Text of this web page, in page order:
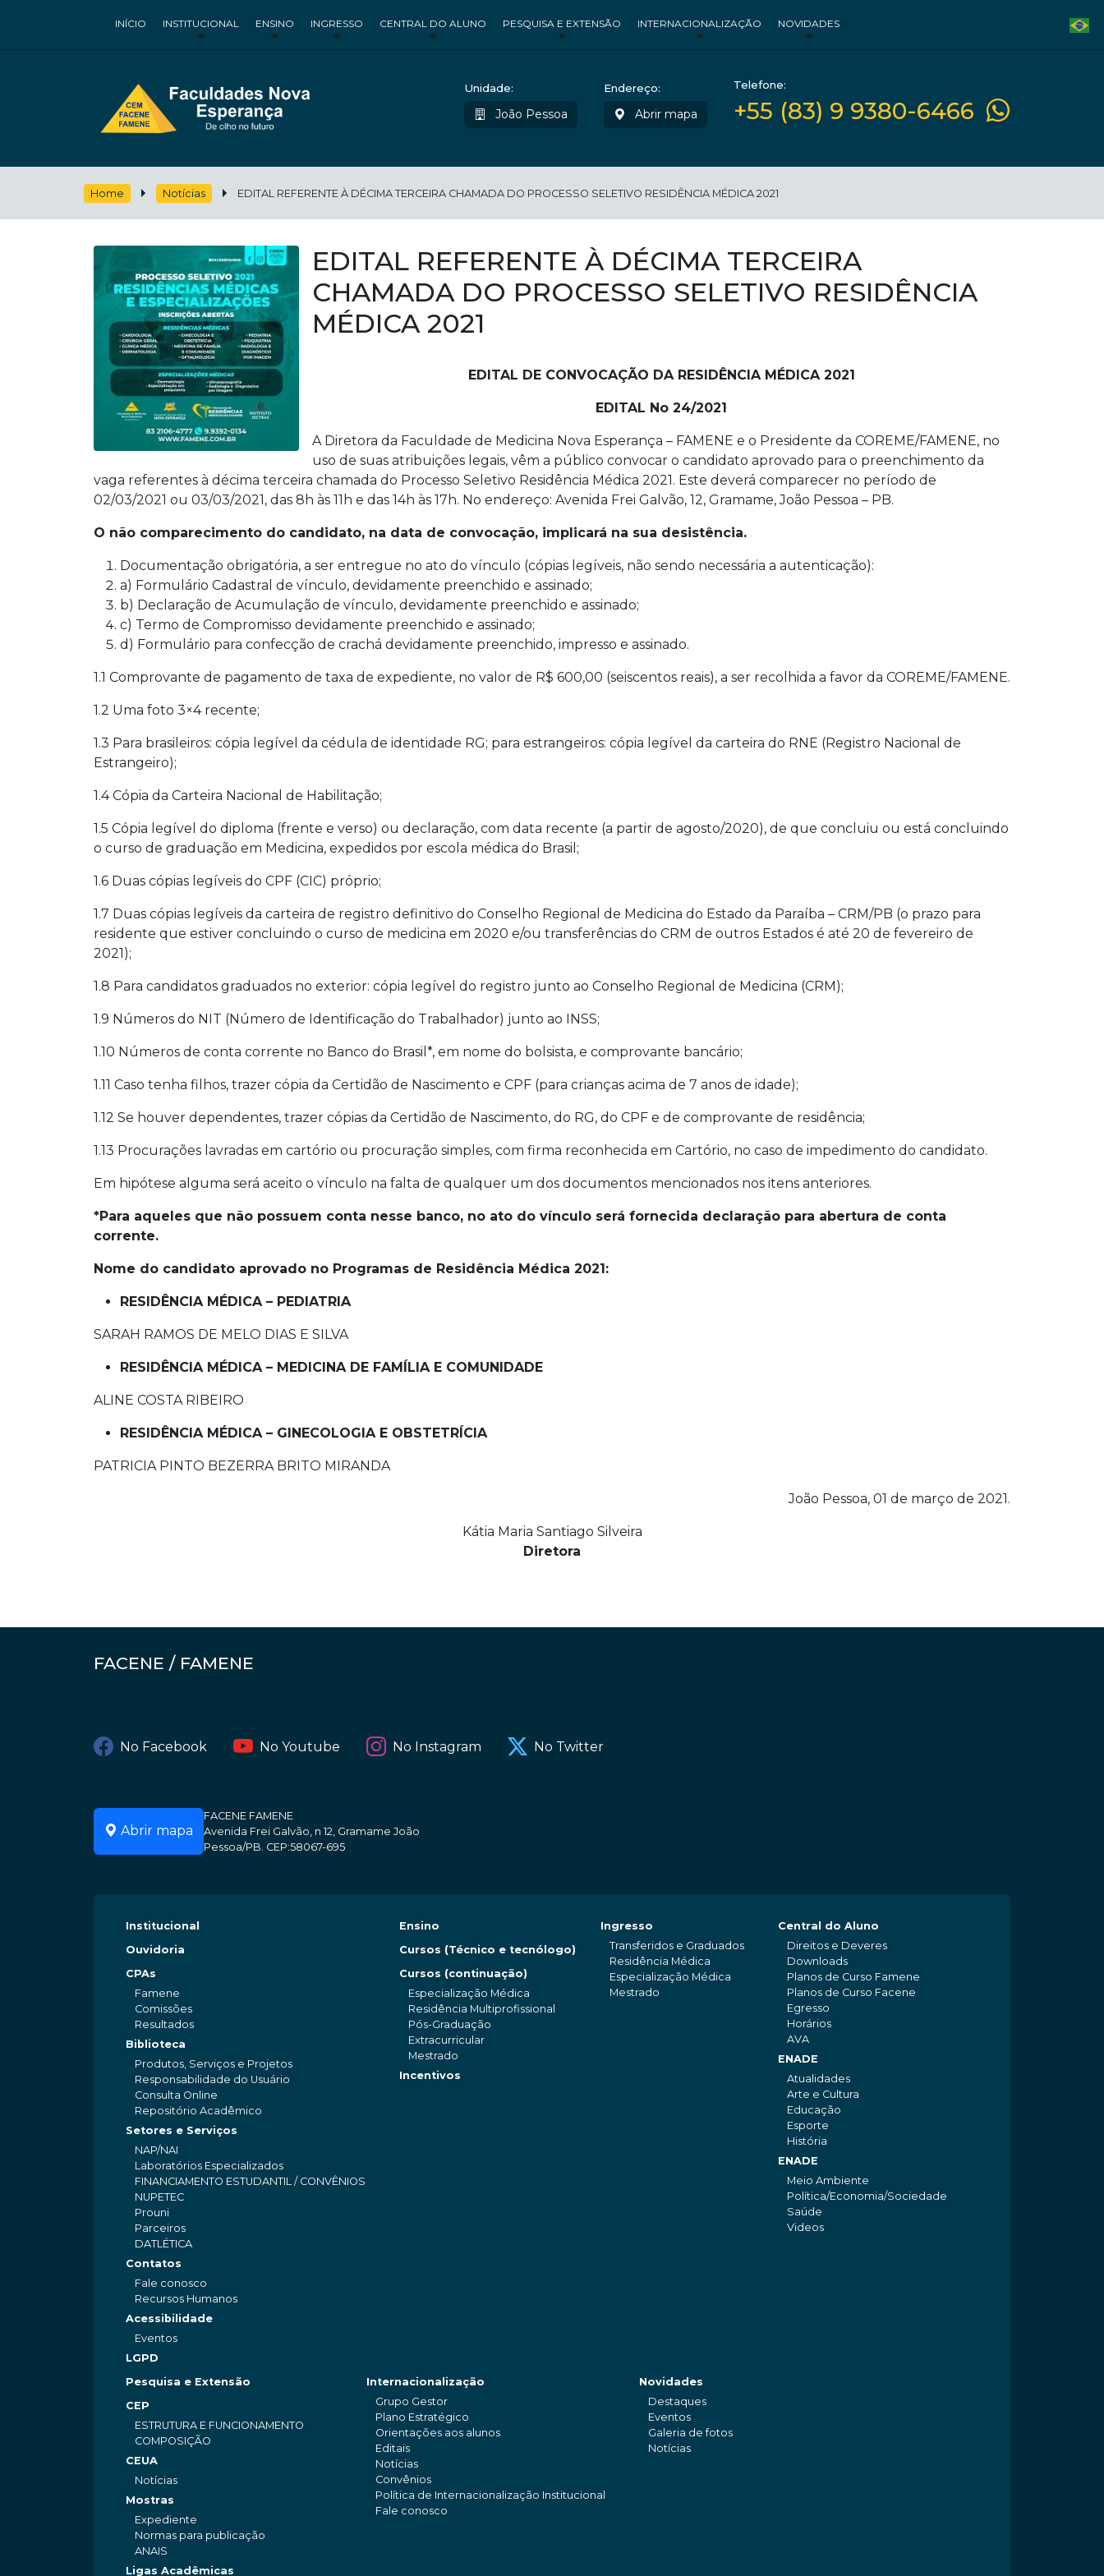
INÍCIO INSTITUCIONAL ENSINO INGRESSO CENTRAL DO ALUNO PESQUISA E EXTENSÃO INTERNACIONALIZAÇÃO NOVIDADES
Unidade:
João Pessoa
Endereço:
Abrir mapa
Telefone:
+55 (83) 9 9380-6466
Home Notícias EDITAL REFERENTE À DÉCIMA TERCEIRA CHAMADA DO PROCESSO SELETIVO RESIDÊNCIA MÉDICA 2021
EDITAL REFERENTE À DÉCIMA TERCEIRA
CHAMADA DO PROCESSO SELETIVO RESIDÊNCIA
MÉDICA 2021
EDITAL DE CONVOCAÇÃO DA RESIDÊNCIA MÉDICA 2021
EDITAL No 24/2021
A Diretora da Faculdade de Medicina Nova Esperança – FAMENE e o Presidente da COREME/FAMENE, no
uso de suas atribuições legais, vêm a público convocar o candidato aprovado para o preenchimento da
vaga referentes à décima terceira chamada do Processo Seletivo Residência Médica 2021. Este deverá comparecer no período de
02/03/2021 ou 03/03/2021, das 8h às 11h e das 14h às 17h. No endereço: Avenida Frei Galvão, 12, Gramame, João Pessoa – PB.
O não comparecimento do candidato, na data de convocação, implicará na sua desistência.
Documentação obrigatória, a ser entregue no ato do vínculo (cópias legíveis, não sendo necessária a autenticação):
a) Formulário Cadastral de vínculo, devidamente preenchido e assinado;
b) Declaração de Acumulação de vínculo, devidamente preenchido e assinado;
c) Termo de Compromisso devidamente preenchido e assinado;
d) Formulário para confecção de crachá devidamente preenchido, impresso e assinado.
1.1 Comprovante de pagamento de taxa de expediente, no valor de R$ 600,00 (seiscentos reais), a ser recolhida a favor da COREME/FAMENE.
1.2 Uma foto 3×4 recente;
1.3 Para brasileiros: cópia legível da cédula de identidade RG; para estrangeiros: cópia legível da carteira do RNE (Registro Nacional de
Estrangeiro);
1.4 Cópia da Carteira Nacional de Habilitação;
1.5 Cópia legível do diploma (frente e verso) ou declaração, com data recente (a partir de agosto/2020), de que concluiu ou está concluindo
o curso de graduação em Medicina, expedidos por escola médica do Brasil;
1.6 Duas cópias legíveis do CPF (CIC) próprio;
1.7 Duas cópias legíveis da carteira de registro definitivo do Conselho Regional de Medicina do Estado da Paraíba – CRM/PB (o prazo para
residente que estiver concluindo o curso de medicina em 2020 e/ou transferências do CRM de outros Estados é até 20 de fevereiro de
2021);
1.8 Para candidatos graduados no exterior: cópia legível do registro junto ao Conselho Regional de Medicina (CRM);
1.9 Números do NIT (Número de Identificação do Trabalhador) junto ao INSS;
1.10 Números de conta corrente no Banco do Brasil*, em nome do bolsista, e comprovante bancário;
1.11 Caso tenha filhos, trazer cópia da Certidão de Nascimento e CPF (para crianças acima de 7 anos de idade);
1.12 Se houver dependentes, trazer cópias da Certidão de Nascimento, do RG, do CPF e de comprovante de residência;
1.13 Procurações lavradas em cartório ou procuração simples, com firma reconhecida em Cartório, no caso de impedimento do candidato.
Em hipótese alguma será aceito o vínculo na falta de qualquer um dos documentos mencionados nos itens anteriores.
*Para aqueles que não possuem conta nesse banco, no ato do vínculo será fornecida declaração para abertura de conta
corrente.
Nome do candidato aprovado no Programas de Residência Médica 2021:
RESIDÊNCIA MÉDICA – PEDIATRIA
SARAH RAMOS DE MELO DIAS E SILVA
RESIDÊNCIA MÉDICA – MEDICINA DE FAMÍLIA E COMUNIDADE
ALINE COSTA RIBEIRO
RESIDÊNCIA MÉDICA – GINECOLOGIA E OBSTETRÍCIA
PATRICIA PINTO BEZERRA BRITO MIRANDA
João Pessoa, 01 de março de 2021.
Kátia Maria Santiago Silveira
Diretora
FACENE / FAMENE
No Facebook No Youtube No Instagram No Twitter
Abrir mapa
FACENE FAMENE
Avenida Frei Galvão, n 12, Gramame João
Pessoa/PB. CEP:58067-695
Institucional
Ouvidoria
CPAs
Famene
Comissões
Resultados
Biblioteca
Produtos, Serviços e Projetos
Responsabilidade do Usuário
Consulta Online
Repositório Acadêmico
Setores e Serviços
NAP/NAI
Laboratórios Especializados
FINANCIAMENTO ESTUDANTIL / CONVÊNIOS
NUPETEC
Prouni
Parceiros
DATLÉTICA
Contatos
Fale conosco
Recursos Humanos
Acessibilidade
Eventos
LGPD
Ensino
Cursos (Técnico e tecnólogo)
Cursos (continuação)
Especialização Médica
Residência Multiprofissional
Pós-Graduação
Extracurricular
Mestrado
Incentivos
Ingresso
Transferidos e Graduados
Residência Médica
Especialização Médica
Mestrado
Central do Aluno
Direitos e Deveres
Downloads
Planos de Curso Famene
Planos de Curso Facene
Egresso
Horários
AVA
ENADE
Atualidades
Arte e Cultura
Educação
Esporte
História
ENADE
Meio Ambiente
Política/Economia/Sociedade
Saúde
Videos
Pesquisa e Extensão
CEP
ESTRUTURA E FUNCIONAMENTO
COMPOSIÇÃO
CEUA
Notícias
Mostras
Expediente
Normas para publicação
ANAIS
Ligas Acadêmicas
Internacionalização
Grupo Gestor
Plano Estratégico
Orientações aos alunos
Editais
Notícias
Convênios
Política de Internacionalização Institucional
Fale conosco
Novidades
Destaques
Eventos
Galeria de fotos
Notícias